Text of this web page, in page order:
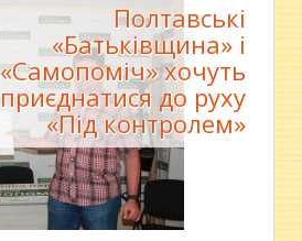
Полтавські
«Батьківщина» і
«Самопоміч» хочуть
приєднатися до руху
«Під контролем»